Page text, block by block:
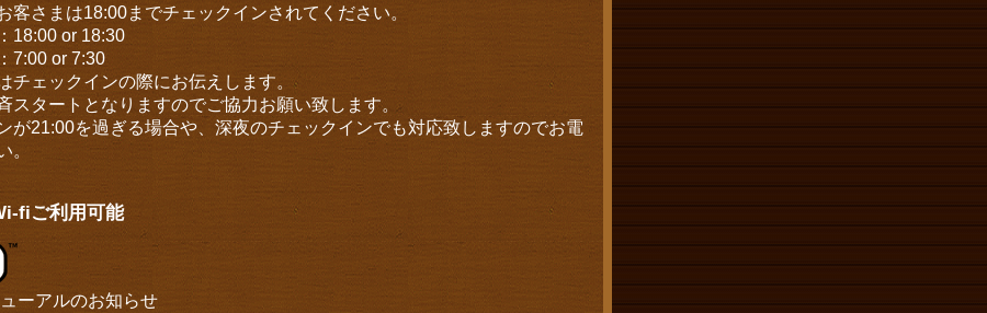
客さまは18:00までチェックインされてください。
18:00 or 18:30
7:00 or 7:30
チェックインの際にお伝えします。
スタートとなりますのでご協力お願い致します。
が21:00を過ぎる場合や、深夜のチェックインでも対応致しますのでお電
。
fiご利用可能
ーアルのお知らせ